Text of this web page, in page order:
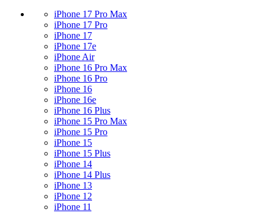
iPhone 17 Pro Max
iPhone 17 Pro
iPhone 17
iPhone 17e
iPhone Air
iPhone 16 Pro Max
iPhone 16 Pro
iPhone 16
iPhone 16e
iPhone 16 Plus
iPhone 15 Pro Max
iPhone 15 Pro
iPhone 15
iPhone 15 Plus
iPhone 14
iPhone 14 Plus
iPhone 13
iPhone 12
iPhone 11